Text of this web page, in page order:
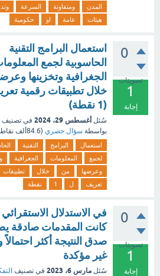
المدن
ومتفاوتة السرعة
هيئات
عامة او حكومية
0
تصويتات
1
إجابة
استعمال البرامج التقنية
الحاسوبية لجمع
الجغرافية وتخزينها
خلال تطبيقات رقمية
(1 نقطة)
سُئل أغسطس 29، 2024 في تصنيف
بواسطة سؤال حصري (84.6ألف
استعمال البرامج التقنية
لجمع
المعلومات الجغرافية
وعرضها
من خلال تطبيقات
تعريف
ل 1 نقطة
0
تصويتات
1
إجابة
في الاستدلال الاستقرائي
كانت المقدمات صادقة
صدق النتيجة أكثر احتمالاً
غير مؤكدة
سُئل مارس 6، 2023 في تصنيف